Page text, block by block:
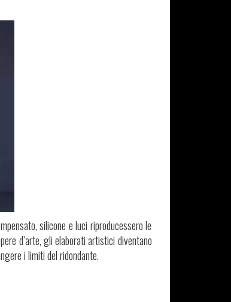
silicone e luci riproducessero le
d’arte, gli elaborati artistici diventano
i limiti del ridondante.